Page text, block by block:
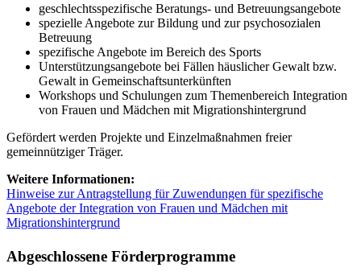
geschlechtsspezifische Beratungs- und Betreuungsangebote
spezielle Angebote zur Bildung und zur psychosozialen
Betreuung
spezifische Angebote im Bereich des Sports
Unterstützungsangebote bei Fällen häuslicher Gewalt bzw.
Gewalt in Gemeinschaftsunterkünften
Workshops und Schulungen zum Themenbereich Integration
von Frauen und Mädchen mit Migrationshintergrund
Gefördert werden Projekte und Einzelmaßnahmen freier
gemeinnütziger Träger.
Weitere Informationen:
Hinweise zur Antragstellung für Zuwendungen für spezifische
Angebote der Integration von Frauen und Mädchen mit
Migrationshintergrund
Abgeschlossene Förderprogramme